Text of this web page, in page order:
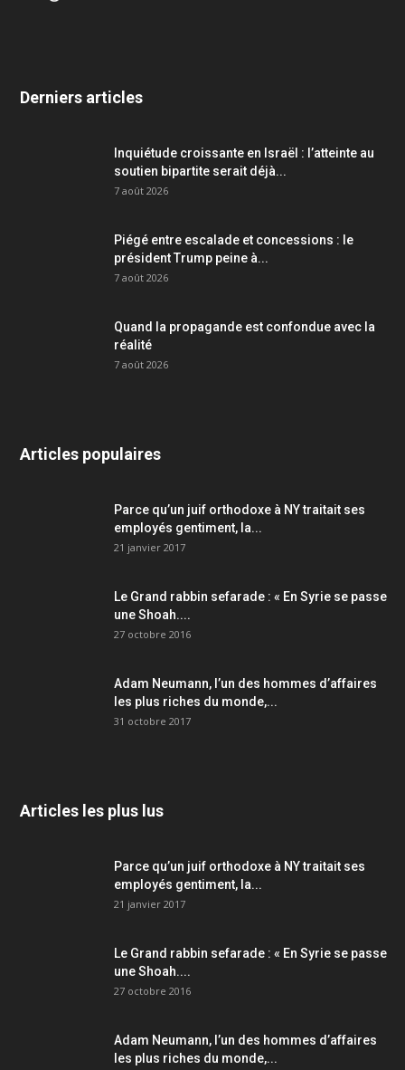
Derniers articles
Inquiétude croissante en Israël : l’atteinte au
soutien bipartite serait déjà...
7 août 2026
Piégé entre escalade et concessions : le
président Trump peine à...
7 août 2026
Quand la propagande est confondue avec la
réalité
7 août 2026
Articles populaires
Parce qu’un juif orthodoxe à NY traitait ses
employés gentiment, la...
21 janvier 2017
Le Grand rabbin sefarade : « En Syrie se passe
une Shoah....
27 octobre 2016
Adam Neumann, l’un des hommes d’affaires
les plus riches du monde,...
31 octobre 2017
Articles les plus lus
Parce qu’un juif orthodoxe à NY traitait ses
employés gentiment, la...
21 janvier 2017
Le Grand rabbin sefarade : « En Syrie se passe
une Shoah....
27 octobre 2016
Adam Neumann, l’un des hommes d’affaires
les plus riches du monde,...